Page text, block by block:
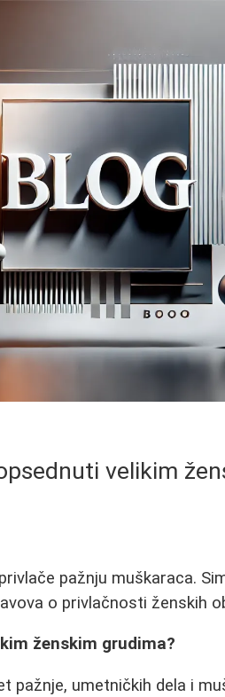
velikim
pažnju muškaraca.
o privlačnosti ženskih
ženskim grudima?
pažnje, umetničkih dela i